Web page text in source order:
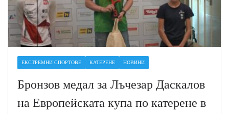
ЕКСТРЕМНИ СПОРТОВЕ КАТЕРЕНЕ НОВИНИ
Бронзов медал за Лъчезар Даскалов
на Европейската купа по катерене в